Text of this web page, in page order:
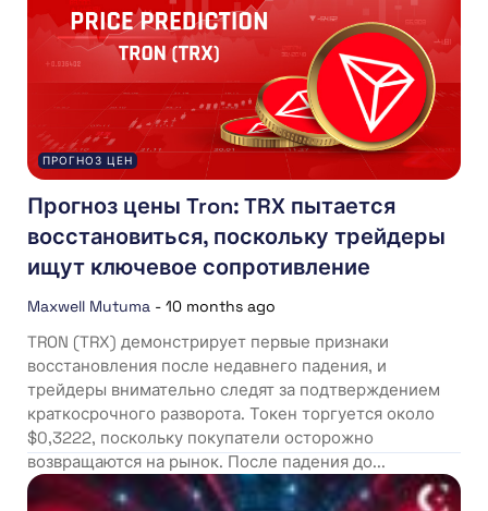
ПРОГНОЗ ЦЕН
Прогноз цены Tron: TRX пытается
восстановиться, поскольку трейдеры
ищут ключевое сопротивление
Maxwell Mutuma - 10 months ago
TRON (TRX) демонстрирует первые признаки
восстановления после недавнего падения, и
трейдеры внимательно следят за подтверждением
краткосрочного разворота. Токен торгуется около
$0,3222, поскольку покупатели осторожно
возвращаются на рынок. После падения до...